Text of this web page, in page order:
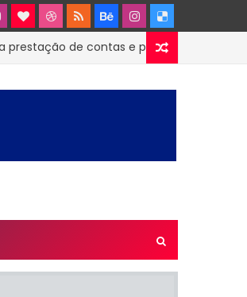
de contas e planejamento para as